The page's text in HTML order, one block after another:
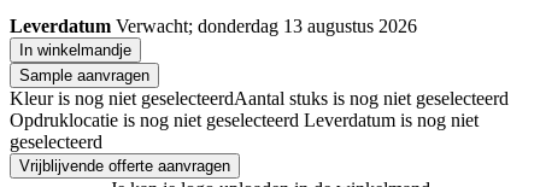
Leverdatum Verwacht; donderdag 13 augustus 2026
In winkelmandje
Sample aanvragen
Kleur is nog niet geselecteerdAantal stuks is nog niet geselecteerd
Opdruklocatie is nog niet geselecteerd Leverdatum is nog niet
geselecteerd
Vrijblijvende offerte aanvragen